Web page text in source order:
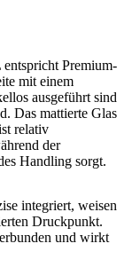
Premium-
mit einem
ausgeführt sind
Das mattierte Glas
relativ
der
Handling sorgt.
integriert, weisen
Druckpunkt.
und wirkt